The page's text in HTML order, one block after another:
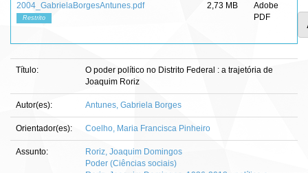
2004_GabrielaBorgesAntunes.pdf
Restrito
2,73 MB
Adobe
PDF
Título:
O poder político no Distrito Federal : a trajetória de
Joaquim Roriz
Autor(es): Antunes, Gabriela Borges
Orientador(es): Coelho, Maria Francisca Pinheiro
Assunto:
Roriz, Joaquim Domingos
Poder (Ciências sociais)